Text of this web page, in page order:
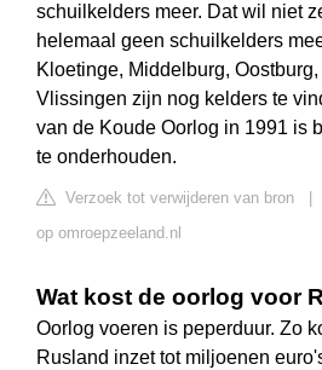
schuilkelders meer. Dat wil niet
helemaal geen schuilkelders
Kloetinge, Middelburg,
Vlissingen zijn nog kelders te
van de Koude Oorlog in 1991 is
te onderhouden.
Verzoek tot verwijderen van bron
op omroepzeeland.nl
Wat kost de oorlog voor
Oorlog voeren is peperduur. Zo
Rusland inzet tot miljoenen